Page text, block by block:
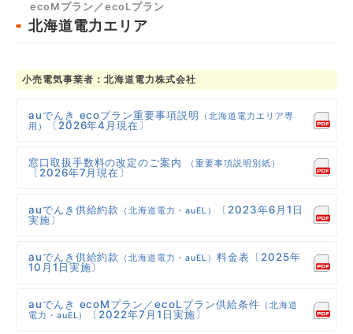
ecoMプラン／ecoLプラン
北海道電力エリア
小売電気事業者：北海道電力株式会社
auでんき ecoプラン重要事項説明
（北海道電力エリア専
用）
〔2026年4月現在〕
窓口取扱手数料の改定のご案内 （重要事項説明別紙）
〔2026年7月現在〕
auでんき供給約款 （北海道電力・auEL）
〔2023年6月1日
実施〕
auでんき供給約款 （北海道電力・auEL）料金表〔2025年
10月1日実施〕
auでんき ecoMプラン／ecoLプラン供給条件 （北海道
電力・auEL）
〔2022年7月1日実施〕